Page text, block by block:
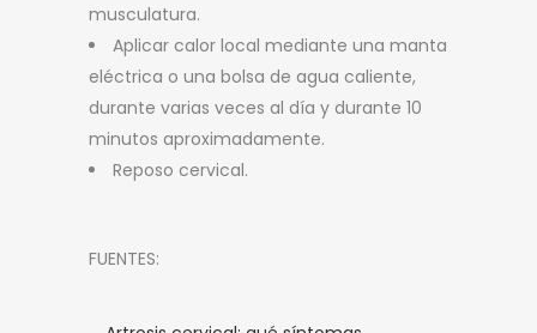
musculatura.
Aplicar calor local mediante una manta
eléctrica o una bolsa de agua caliente,
durante varias veces al día y durante 10
minutos aproximadamente.
Reposo cervical.
FUENTES: